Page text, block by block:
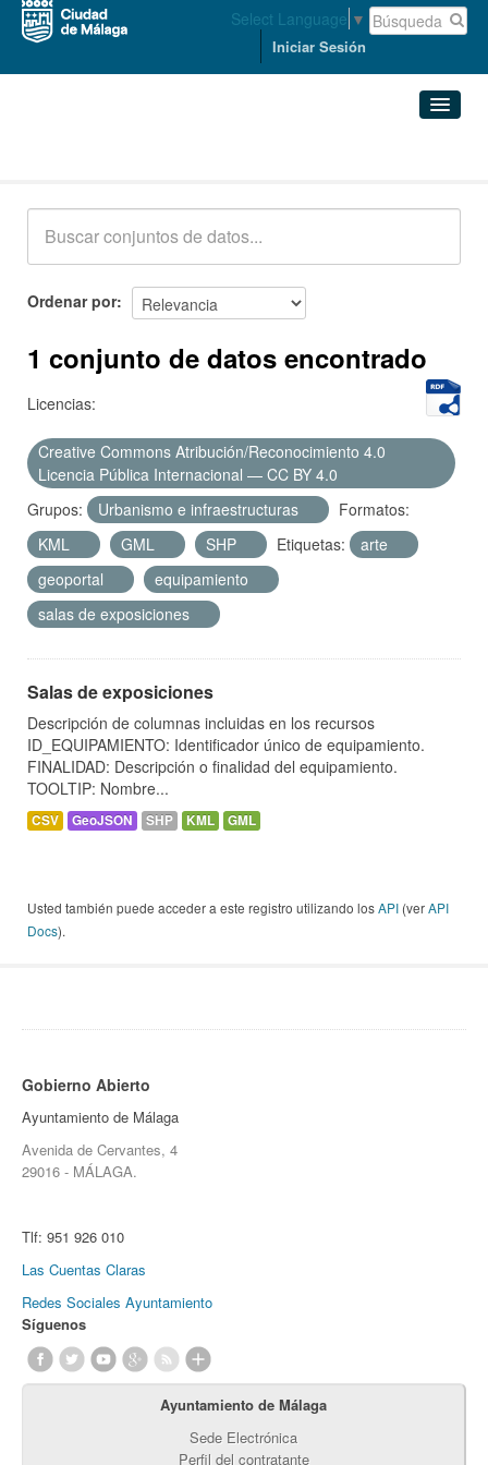
Select Language ▼
Iniciar Sesión
Acerca de
Ordenar por
1 conjunto de datos encontrado
Licencias:
Creative Commons Atribución/Reconocimiento 4.0
Licencia Pública Internacional — CC BY 4.0
Grupos:
Urbanismo e infraestructuras
Formatos:
KML
GML SHP Etiquetas:
arte
geoportal
equipamiento
salas de exposiciones
Salas de exposiciones
Descripción de columnas incluidas en los recursos
ID_EQUIPAMIENTO: Identificador único de equipamiento.
FINALIDAD: Descripción o finalidad del equipamiento.
TOOLTIP: Nombre...
CSV GeoJSON SHP KML GML
Usted también puede acceder a este registro utilizando losAPI (verAPI
Docs).
Gobierno Abierto
Ayuntamiento de Málaga
Avenida de Cervantes, 4
29016 - MÁLAGA.
Tlf: 951 926 010
Las Cuentas Claras
Redes Sociales Ayuntamiento
Síguenos
Ayuntamiento de Málaga
Sede Electrónica
Perfil del contratante